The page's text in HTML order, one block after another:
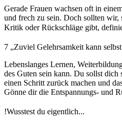
Gerade Frauen wachsen oft in
und frech zu sein. Doch sollten wir,
Kritik oder Rückschläge gibt,
7 „Zuviel Gelehrsamkeit kann
Lebenslanges Lernen,
des Guten sein kann. Du sollst
einen Schritt zurück machen und
Gönne dir die Entspannungs- und
!Wusstest du eigentlich...